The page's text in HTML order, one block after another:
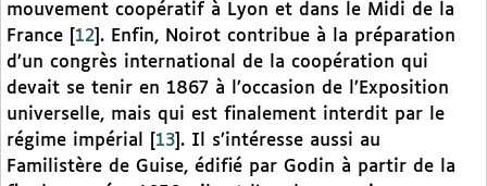
mouvement coopératif à Lyon et dans le Midi de la
France
12 . Enfin, Noirot contribue à la préparation
d’un congrès international de la coopération qui
devait se tenir en 1867 à l’occasion de l’Exposition
universelle, mais qui est finalement interdit par le
régime impérial
13 . Il s’intéresse aussi au
Familistère de Guise, édifié par Godin à partir de la